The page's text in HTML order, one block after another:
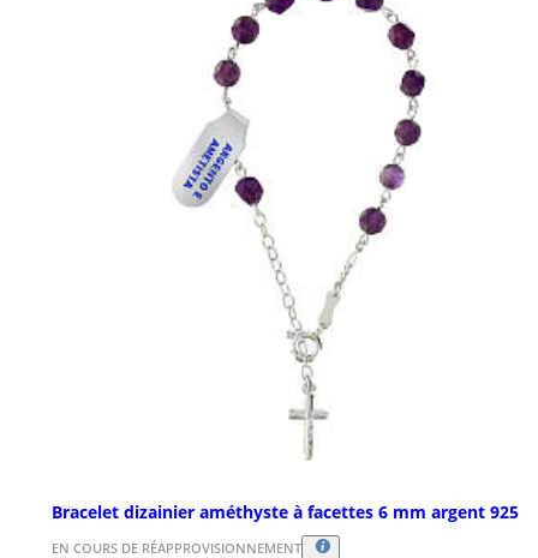
Bracelet dizainier améthyste à facettes 6 mm argent 925
EN COURS DE RÉAPPROVISIONNEMENT